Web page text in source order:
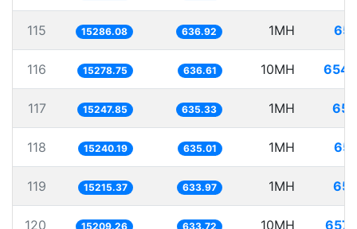
115 15286.08 636.92 1MH
116 15278.75 636.61 10MH
117 15247.85 635.33 1MH
118 15240.19 635.01 1MH
119 15215.37 633.97 1MH
120 15209.26 633.72 10MH